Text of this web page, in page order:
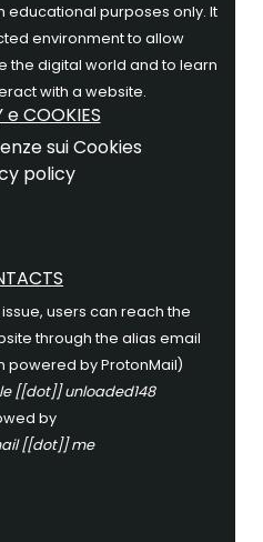
educational purposes only. It
environment to allow
the digital world and to learn
with a website.
e COOKIES
sui Cookies
policy
issue, users can reach the
through the alias email
powered by ProtonMail)
[[dot]] unloaded148
by
[[dot]] me